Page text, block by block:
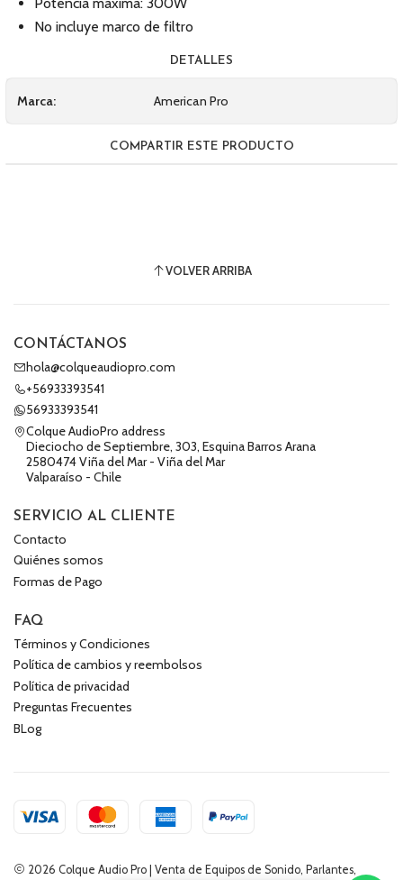
No incluye marco de filtro
DETALLES
Marca: American Pro
COMPARTIR ESTE PRODUCTO
VOLVER ARRIBA
CONTÁCTANOS
hola@colqueaudiopro.com
+56933393541
56933393541
Colque AudioPro address
Dieciocho de Septiembre, 303, Esquina Barros Arana
2580474 Viña del Mar - Viña del Mar
Valparaíso - Chile
SERVICIO AL CLIENTE
Contacto
Quiénes somos
Formas de Pago
FAQ
Términos y Condiciones
Política de cambios y reembolsos
Política de privacidad
Preguntas Frecuentes
BLog
2026 Colque Audio Pro | Venta de Equipos de Sonido, Parlantes,